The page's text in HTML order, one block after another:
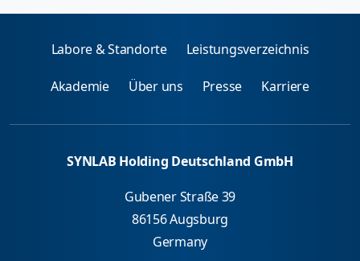
Labore & Standorte Leistungsverzeichnis
Akademie Über uns Presse Karriere
SYNLAB Holding Deutschland GmbH
Gubener Straße 39
86156 Augsburg
Germany